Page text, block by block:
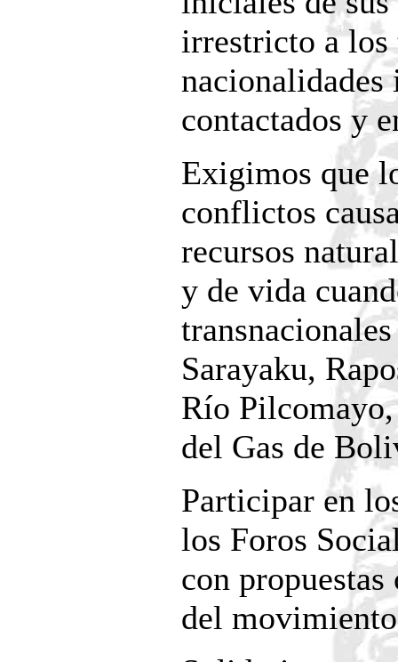
irrestricto a los
nacionalidades
contactados y
Exigimos que
conflictos
recursos
y de vida
Sarayaku,
Río
del Gas de
Participar en
los Foros
con
del